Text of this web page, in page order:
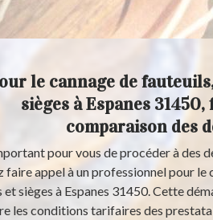
le cannage de
sièges à Espanes
comparaison des
pour vous de procéder à des
faire appel à un professionnel pour le
et sièges à Espanes 31450. Cette
les conditions tarifaires des